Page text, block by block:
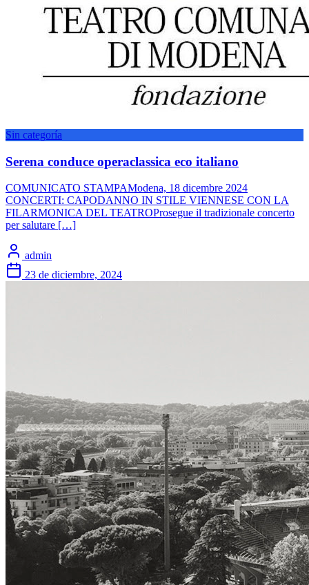
Sin categoría
Serena conduce operaclassica eco italiano
COMUNICATO STAMPAModena, 18 dicembre 2024
CONCERTI: CAPODANNO IN STILE VIENNESE CON LA
FILARMONICA DEL TEATROProsegue il tradizionale concerto
per salutare […]
admin
23 de diciembre, 2024